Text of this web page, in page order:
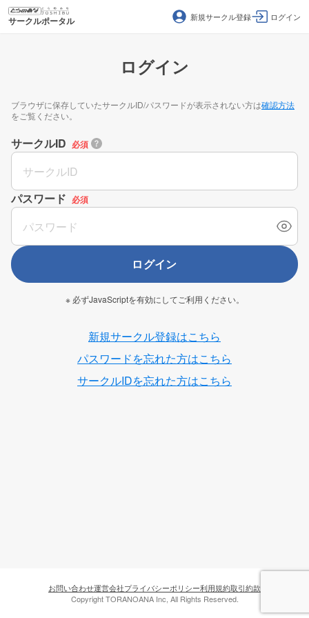
サークルポータル 新規サークル登録 ログイン
ログイン
ブラウザに保存していたサークルID/パスワードが表示されない方は確認方法
をご覧ください。
サークルID 必須
パスワード 必須
ログイン
※ 必ずJavaScriptを有効にしてご利用ください。
新規サークル登録はこちら
パスワードを忘れた方はこちら
サークルIDを忘れた方はこちら
お問い合わせ運営会社プライバシーポリシー利用規約取引約款
Copyright TORANOANA Inc, All Rights Reserved.